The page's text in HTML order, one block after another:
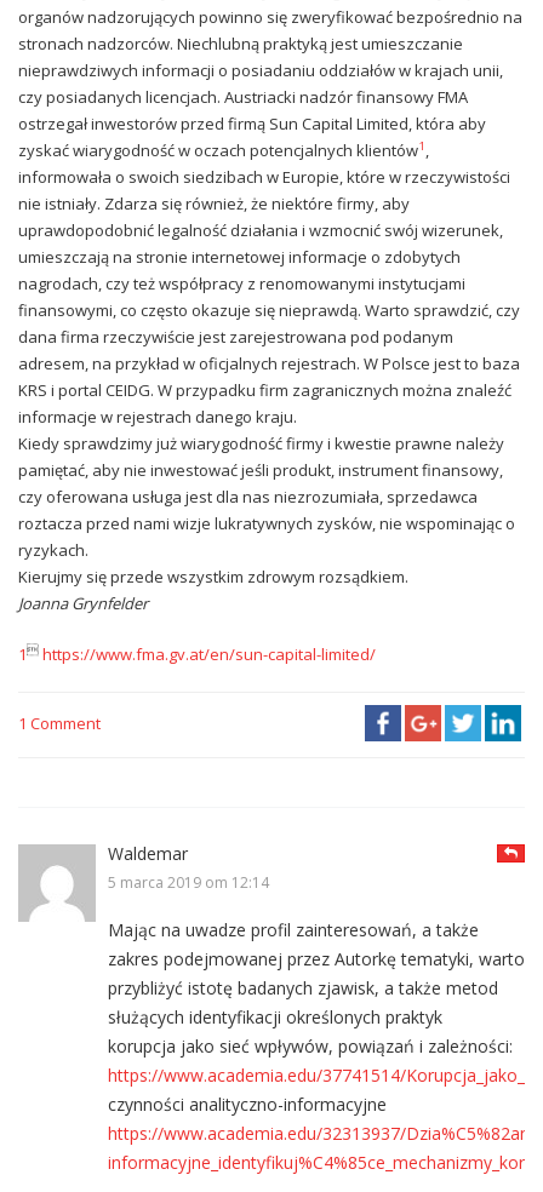
organów nadzorujących powinno się zweryfikować bezpośrednio na
stronach nadzorców. Niechlubną praktyką jest umieszczanie
nieprawdziwych informacji o posiadaniu oddziałów w krajach unii,
czy posiadanych licencjach. Austriacki nadzór finansowy FMA
ostrzegał inwestorów przed firmą Sun Capital Limited, która aby
zyskać wiarygodność w oczach potencjalnych klientów1 ,
informowała o swoich siedzibach w Europie, które w rzeczywistości
nie istniały. Zdarza się również, że niektóre firmy, aby
uprawdopodobnić legalność działania i wzmocnić swój wizerunek,
umieszczają na stronie internetowej informacje o zdobytych
nagrodach, czy też współpracy z renomowanymi instytucjami
finansowymi, co często okazuje się nieprawdą. Warto sprawdzić, czy
dana firma rzeczywiście jest zarejestrowana pod podanym
adresem, na przykład w oficjalnych rejestrach. W Polsce jest to baza
KRS i portal CEIDG. W przypadku firm zagranicznych można znaleźć
informacje w rejestrach danego kraju.
Kiedy sprawdzimy już wiarygodność firmy i kwestie prawne należy
pamiętać, aby nie inwestować jeśli produkt, instrument finansowy,
czy oferowana usługa jest dla nas niezrozumiała, sprzedawca
roztacza przed nami wizje lukratywnych zysków, nie wspominając o
ryzykach.
Kierujmy się przede wszystkim zdrowym rozsądkiem.
Joanna Grynfelder
1 https://www.fma.gv.at/en/sun-capital-limited/
1 Comment
Waldemar
5 marca 2019 om 12:14
Mając na uwadze profil zainteresowań, a także
zakres podejmowanej przez Autorkę tematyki, warto
przybliżyć istotę badanych zjawisk, a także metod
służących identyfikacji określonych praktyk
korupcja jako sieć wpływów, powiązań i zależności:
https://www.academia.edu/37741514/
czynności analityczno-informacyjne
https://www.academia.edu/32313937/